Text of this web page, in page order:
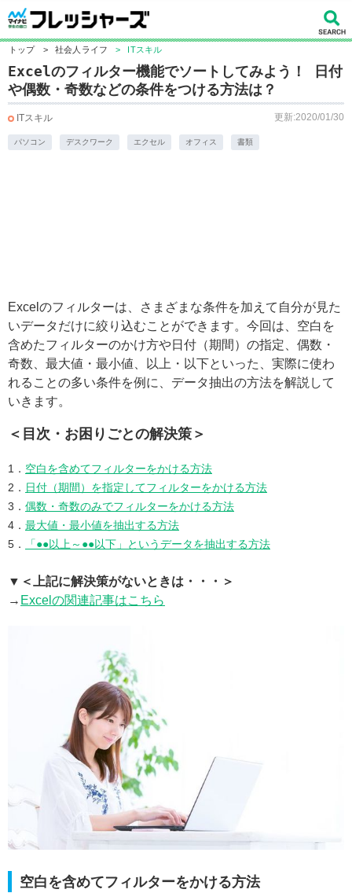
トップ > 社会人ライフ > ITスキル
Excelのフィルター機能でソートしてみよう！ 日付
や偶数・奇数などの条件をつける方法は？
ITスキル 更新:2020/01/30
パソコン デスクワーク エクセル オフィス 書類
Excelのフィルターは、さまざまな条件を加えて自分が見た
いデータだけに絞り込むことができます。今回は、空白を
含めたフィルターのかけ方や日付（期間）の指定、偶数・
奇数、最大値・最小値、以上・以下といった、実際に使わ
れることの多い条件を例に、データ抽出の方法を解説して
いきます。
＜目次・お困りごとの解決策＞
1． 空白を含めてフィルターをかける方法
2． 日付（期間）を指定してフィルターをかける方法
3． 偶数・奇数のみでフィルターをかける方法
4． 最大値・最小値を抽出する方法
5．
「●●以上～●●以下」というデータを抽出する方法
▼＜上記に解決策がないときは・・・＞
→ Excelの関連記事はこちら
空白を含めてフィルターをかける方法